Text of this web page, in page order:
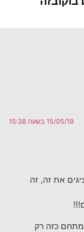
15/05/19 בשעה 15:38
את זה, זה
שנים, הוקם מתחם כזה רק